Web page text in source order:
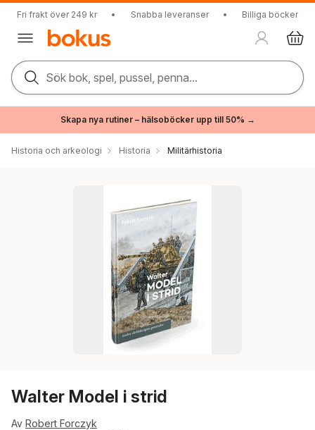
Fri frakt över 249 kr • Snabba leveranser • Billiga böcker
Sök bok, spel, pussel, penna...
Skapa nya rutiner – hälsoböcker upp till 50% →
Historia och arkeologi Historia Militärhistoria
Walter Model i strid
Av Robert Forczyk